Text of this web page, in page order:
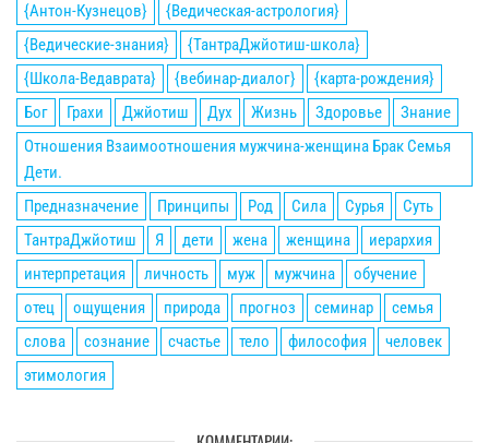
{Антон-Кузнецов}
{Ведическая-астрология}
{Ведические-знания}
{ТантраДжйотиш-школа}
{Школа-Ведаврата}
{вебинар-диалог}
{карта-рождения}
Бог
Грахи Джйотиш Дух Жизнь Здоровье
Знание
Отношения Взаимоотношения мужчина-женщина Брак Семья
Дети.
Предназначение
Принципы Род Сила Сурья
Суть
ТантраДжйотиш
Я дети жена женщина
иерархия
интерпретация
личность муж мужчина
обучение
отец
ощущения природа прогноз семинар
семья
слова
сознание счастье тело философия
человек
этимология